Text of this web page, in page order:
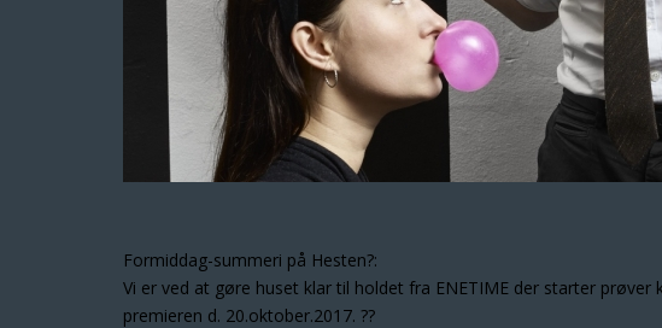
Formiddag-summeri på Hesten?:
Vi er ved at gøre huset klar til holdet fra ENETIME der starter
premieren d. 20.oktober.2017. ??